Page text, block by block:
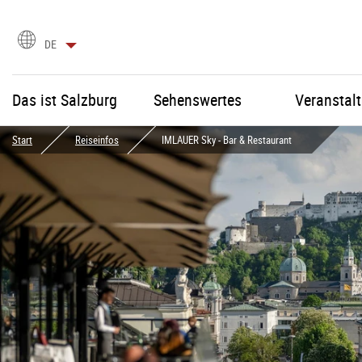
Sprachauswahl
DE
Das ist Salzburg Sehenswertes
Start Reiseinfos IMLAUER Sky - Bar & Restaurant